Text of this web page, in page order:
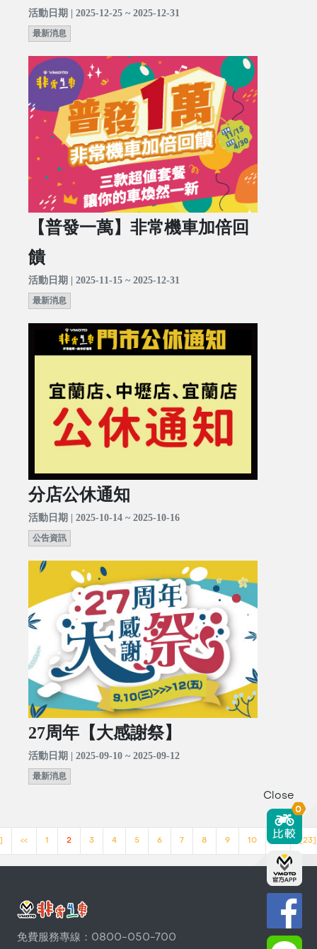
活動日期 | 2025-12-25 ~ 2025-12-31
最新消息
【普發一萬】非常機車加倍回
饋
活動日期 | 2025-11-15 ~ 2025-12-31
最新消息
分店公休通知
活動日期 | 2025-10-14 ~ 2025-10-16
公告資訊
27周年【大感謝祭】
活動日期 | 2025-09-10 ~ 2025-09-12
最新消息
<< 1 2 3 4 5 6 7 8 9 10 >> [23]
免費服務專線：0800-050-700
Close
0